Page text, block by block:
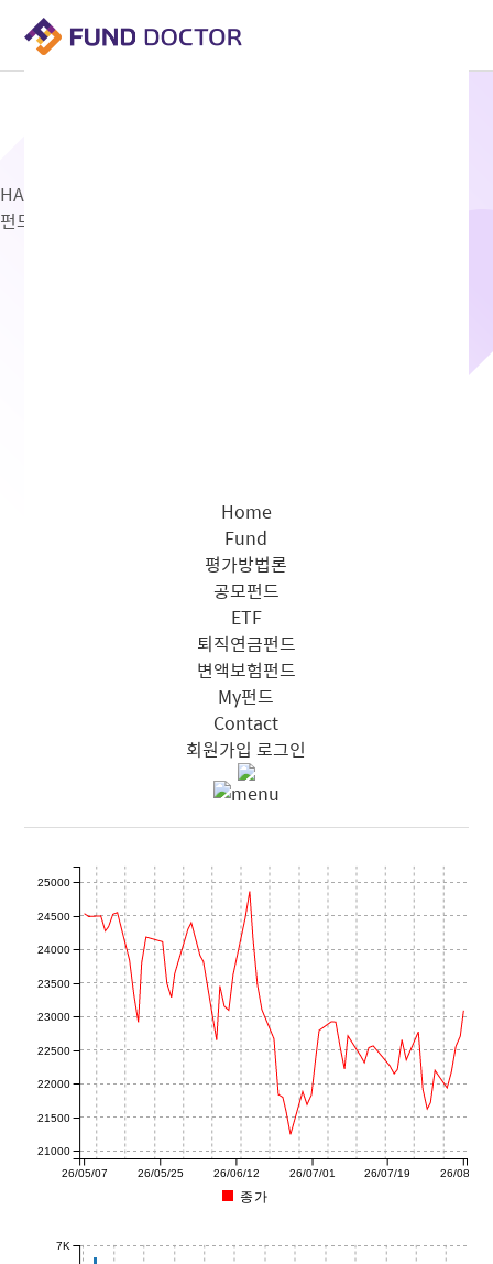
Home
Fund
평가방법론
공모펀드
ETF
퇴직연금펀드
변액보험펀드
My펀드
Contact
회원가입 로그인
HANARO 고배당
펀드코드 KR7322410002
26/05/07 26/05/25 26/06/12 26/07/01 26/07/19 26/08/07
21000
21500
22000
22500
23000
23500
24000
24500
25000
종가
7K